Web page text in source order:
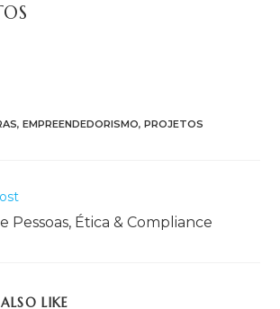
, EMPREENDEDORISMO, PROJETOS
Pessoas, Ética & Compliance
LIKE